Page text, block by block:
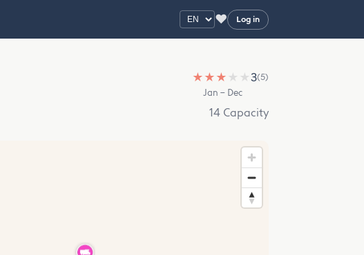
♥ Log in
★ ★ ★ ★ ★3(5)
Jan – Dec
14 Capacity